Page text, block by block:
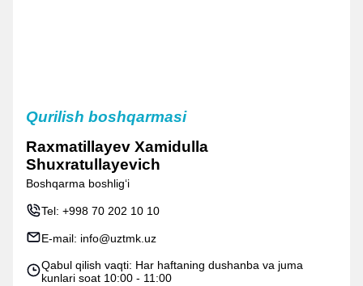
Qurilish boshqarmasi
Raxmatillayev Xamidulla
Shuxratullayevich
Boshqarma boshligʻi
Tel:+998 70 202 10 10
E-mail: info@uztmk.uz
Qabul qilish vaqti: Har haftaning dushanba va juma
kunlari soat 10:00 - 11:00